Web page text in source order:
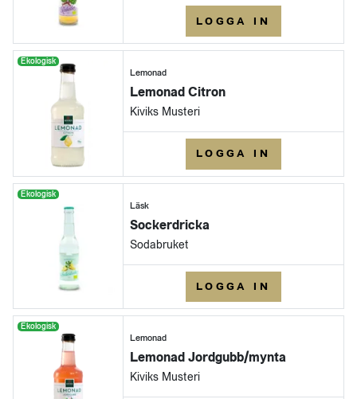
LOGGA IN
Ekologisk
Lemonad
Lemonad Citron
Kiviks Musteri
LOGGA IN
Ekologisk
Läsk
Sockerdricka
Sodabruket
LOGGA IN
Ekologisk
Lemonad
Lemonad Jordgubb/mynta
Kiviks Musteri